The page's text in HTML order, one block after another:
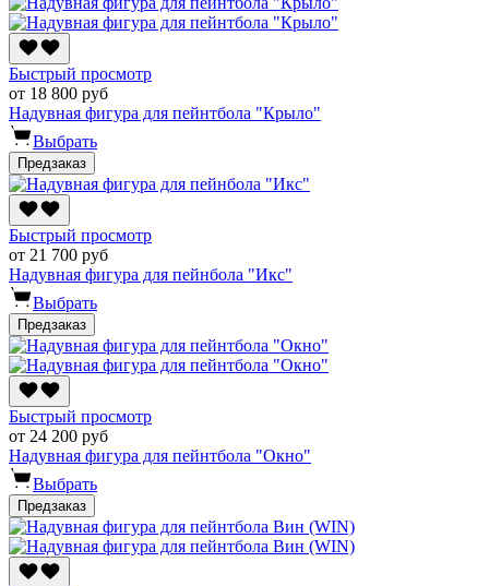
Быстрый просмотр
от 18 800 руб
Надувная фигура для пейнтбола "Крыло"
Выбрать
Предзаказ
Быстрый просмотр
от 21 700 руб
Надувная фигура для пейнбола "Икс"
Выбрать
Предзаказ
Быстрый просмотр
от 24 200 руб
Надувная фигура для пейнтбола "Окно"
Выбрать
Предзаказ